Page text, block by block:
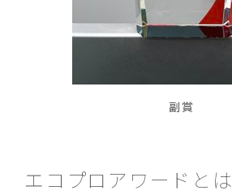
副賞
エコプロアワードとは